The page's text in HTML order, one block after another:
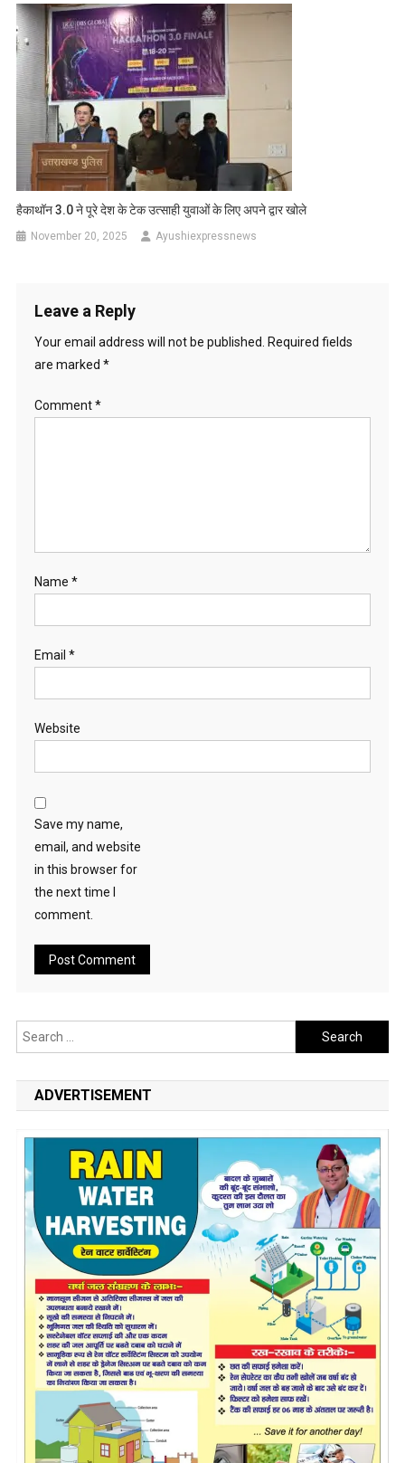
हैकाथॉन 3.0 ने पूरे देश के टेक उत्साही युवाओं के लिए अपने द्वार खोले
November 20, 2025 Ayushiexpressnews
Leave a Reply
Your email address will not be published. Required fields
are marked *
Comment*
Name *
Email *
Website
Save my name,
email, and website
in this browser for
the next time I
comment.
Search
for:
ADVERTISEMENT